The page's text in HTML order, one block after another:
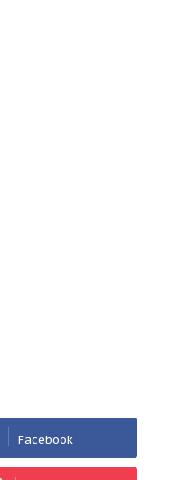
Facebook